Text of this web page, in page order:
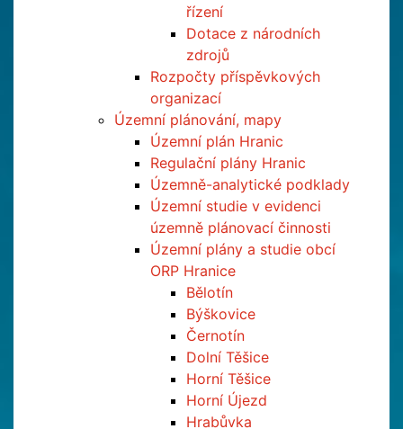
řízení
Dotace z národních
zdrojů
Rozpočty příspěvkových
organizací
Územní plánování, mapy
Územní plán Hranic
Regulační plány Hranic
Územně-analytické podklady
Územní studie v evidenci
územně plánovací činnosti
Územní plány a studie obcí
ORP Hranice
Bělotín
Býškovice
Černotín
Dolní Těšice
Horní Těšice
Horní Újezd
Hrabůvka